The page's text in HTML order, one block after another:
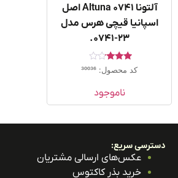
آلتونا 0741 Altuna اصل
اسپانیا قیچی هرس مدل
امتیاز
3.00
کد محصول: 30036
ناموجود
سریع:
عکس‌های ارسالی مشتریان
خرید بذر کاکتوس